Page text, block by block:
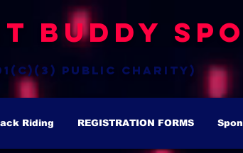
Buddy
public charity)
Riding REGISTRATION FORMS